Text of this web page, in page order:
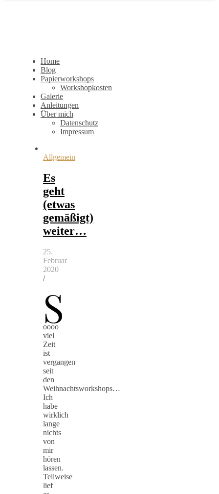
Home
Blog
Papierworkshops
Workshopkosten
Galerie
Anleitungen
Über mich
Datenschutz
Impressum
Allgemein
Es
geht
(etwas
gemäßigt)
weiter…
25.
Februar
2020
/
S
oooo
viel
Zeit
ist
vergangen
seit
den
Weihnachtsworkshops…
Ich
habe
wirklich
lange
nichts
von
mir
hören
lassen.
Teilweise
lief